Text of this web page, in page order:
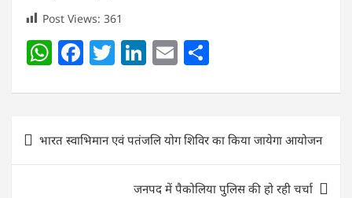
Post Views: 361
W
at
s
A
F
c
e
b
T
itt
er
Li
k
e
dI
n
E
ai
l
ar
e
Post
navigation
भारत स्वाभिमान एवं पतंजलि योग शिविर का किया जायेगा आयोजन
जनपद में पैकोलिया पुलिस की हो रही चर्चा